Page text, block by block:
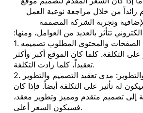
زائداً من خلال مراجعة نوعية العمل
وتجربة الشركة المصممة
تتأثر بالعديد من العوامل، ومنها:
1. حجم العمل: كمية الصفحات والمحتوى المطلوب تصميمه
التكلفة. كلما كان الموقع أكبر وأكثر
تعقيداً، كلما زادت التكلفة.
2. التصميم والتطوير: مدى تعقيد التصميم والتطوير
له تأثير على التكلفة أيضاً. فإذا كان
إلى تصميم متقدم ومميز وتطوير معقد،
فسيكون السعر أعلى.